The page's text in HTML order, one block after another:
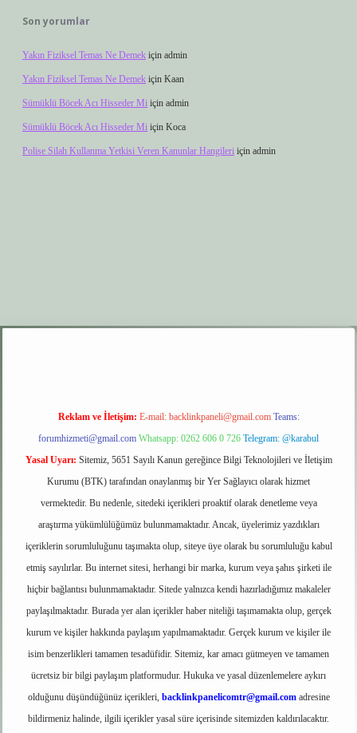
Son yorumlar
Yakın Fiziksel Temas Ne Demek için admin
Yakın Fiziksel Temas Ne Demek için Kaan
Sümüklü Böcek Acı Hisseder Mi için admin
Sümüklü Böcek Acı Hisseder Mi için Koca
Polise Silah Kullanma Yetkisi Veren Kanunlar Hangileri için admin
elexbet giriş
Reklam ve İletişim: E-mail: backlinkpaneli@gmail.com Teams:
forumhizmeti@gmail.com Whatsapp: 0262 606 0 726 Telegram: @karabul
Yasal Uyarı: Sitemiz, 5651 Sayılı Kanun gereğince Bilgi Teknolojileri ve İletişim
Kurumu (BTK) tarafından onaylanmış bir Yer Sağlayıcı olarak hizmet
vermektedir. Bu nedenle, sitedeki içerikleri proaktif olarak denetleme veya
araştırma yükümlülüğümüz bulunmamaktadır. Ancak, üyelerimiz yazdıkları
içeriklerin sorumluluğunu taşımakta olup, siteye üye olarak bu sorumluluğu kabul
etmiş sayılırlar. Bu internet sitesi, herhangi bir marka, kurum veya şahıs şirketi ile
hiçbir bağlantısı bulunmamaktadır. Sitede yalnızca kendi hazırladığımız makaleler
paylaşılmaktadır. Burada yer alan içerikler haber niteliği taşımamakta olup, gerçek
kurum ve kişiler hakkında paylaşım yapılmamaktadır. Gerçek kurum ve kişiler ile
isim benzerlikleri tamamen tesadüfidir. Sitemiz, kar amacı gütmeyen ve tamamen
ücretsiz bir bilgi paylaşım platformudur. Hukuka ve yasal düzenlemelere aykırı
olduğunu düşündüğünüz içerikleri, backlinkpanelicomtr@gmail.comadresine
bildirmeniz halinde, ilgili içerikler yasal süre içerisinde sitemizden kaldırılacaktır.